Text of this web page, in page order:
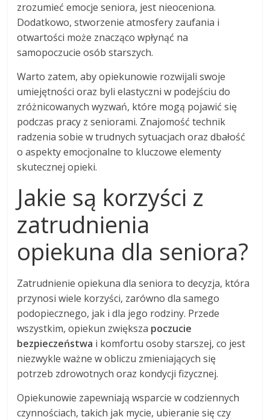
zrozumieć emocje seniora, jest nieoceniona.
Dodatkowo, stworzenie atmosfery zaufania i
otwartości może znacząco wpłynąć na
samopoczucie osób starszych.
Warto zatem, aby opiekunowie rozwijali swoje
umiejętności oraz byli elastyczni w podejściu do
zróżnicowanych wyzwań, które mogą pojawić się
podczas pracy z seniorami. Znajomość technik
radzenia sobie w trudnych sytuacjach oraz dbałość
o aspekty emocjonalne to kluczowe elementy
skutecznej opieki.
Jakie są korzyści z
zatrudnienia
opiekuna dla seniora?
Zatrudnienie opiekuna dla seniora to decyzja, która
przynosi wiele korzyści, zarówno dla samego
podopiecznego, jak i dla jego rodziny. Przede
wszystkim, opiekun zwiększa poczucie
bezpieczeństwa i komfortu osoby starszej, co jest
niezwykle ważne w obliczu zmieniających się
potrzeb zdrowotnych oraz kondycji fizycznej.
Opiekunowie zapewniają wsparcie w codziennych
czynnościach, takich jak mycie, ubieranie się czy